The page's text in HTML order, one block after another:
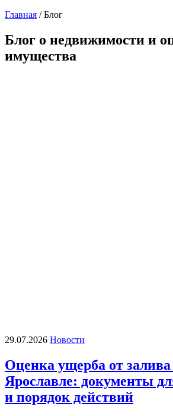
Главная /Блог
Блог о недвижимости и
имущества
29.07.2026 Новости
Оценка ущерба от
Ярославле: документы
и порядок действий